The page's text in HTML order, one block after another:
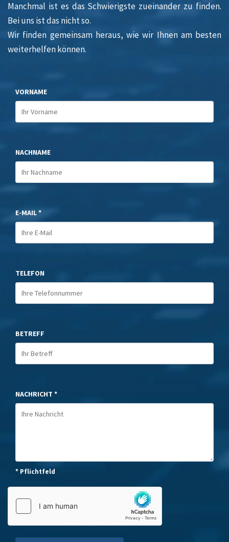
Manchmal ist es das Schwierigste zueinander zu finden.
Bei uns ist das nicht so.
Wir finden gemeinsam heraus, wie wir Ihnen am besten
weiterhelfen können.
VORNAME
NACHNAME
E-MAIL *
TELEFON
BETREFF
NACHRICHT *
* Pflichtfeld